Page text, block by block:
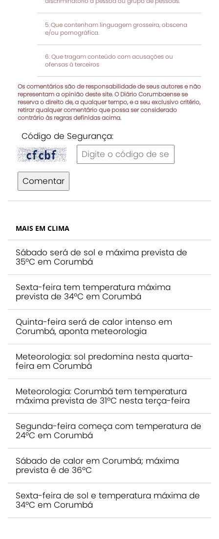
Que contenham linguagem grosseira, obscena
e/ou pornográfica.
Que tragam conteúdo com acusações ou
ofensas à terceiros
Os comentários são de responsabilidade de seus autores e não
representam a opinião deste site. O Diário Corumbaense se
reserva o direito de, a qualquer tempo, e a seu exclusivo critério,
retirar qualquer comentário que possa ser considerado
contrário às regras definidas acima.
Código de Segurança:
Comentar
MAIS EM CLIMA
Sábado será de sol e máxima prevista de
35ºC em Corumbá
Sexta-feira tem temperatura máxima
prevista de 34ºC em Corumbá
Quinta-feira será de calor intenso em
Corumbá, aponta meteorologia
Meteorologia: sol predomina nesta quarta-
feira em Corumbá
Meteorologia: Corumbá tem temperatura
máxima prevista de 31ºC nesta terça-feira
Segunda-feira começa com temperatura de
24ºC em Corumbá
Sábado de calor em Corumbá; máxima
prevista é de 36ºC
Sexta-feira de sol e temperatura máxima de
34ºC em Corumbá